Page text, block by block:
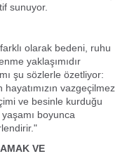
sunuyor.
olarak bedeni, ruhu
yaklaşımıdır
şu sözlerle özetliyor:
vazgeçilmez
ve besinle kurduğu
boyunca
VE